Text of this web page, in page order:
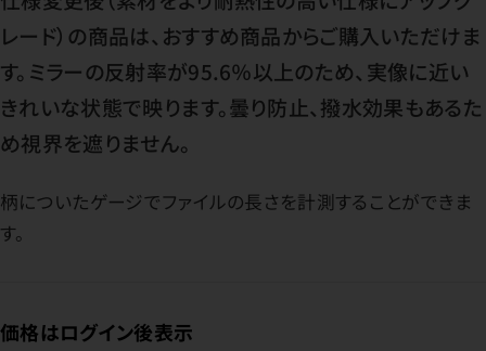
レード）の商品は、おすすめ商品からご購入いただけま
す。ミラーの反射率が95.6％以上のため、実像に近い
きれいな状態で映ります。曇り防止、撥水効果もあるた
め視界を遮りません。
柄についたゲージでファイルの長さを計測することができま
す。
価格はログイン後表示